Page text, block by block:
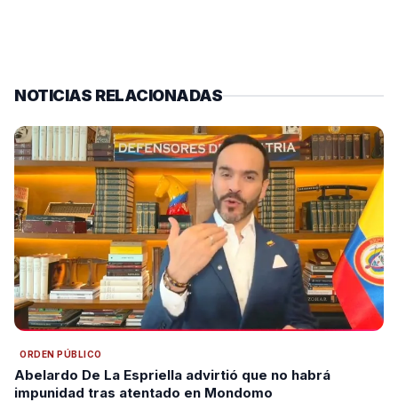
NOTICIAS RELACIONADAS
ORDEN PÚBLICO
Abelardo De La Espriella advirtió que no habrá
impunidad tras atentado en Mondomo